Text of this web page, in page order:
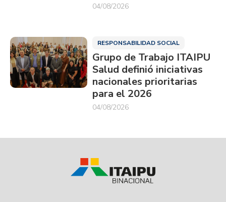
04/08/2026
RESPONSABILIDAD SOCIAL
Grupo de Trabajo ITAIPU
Salud definió iniciativas
nacionales prioritarias
para el 2026
04/08/2026